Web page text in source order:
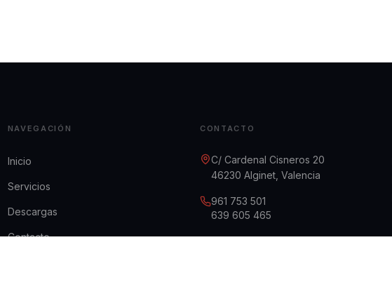
NAVEGACIÓN
Inicio
Servicios
Descargas
Contacto
CONTACTO
C/ Cardenal Cisneros 20
46230 Alginet, Valencia
961 753 501
639 605 465
infor@infor-sti.com